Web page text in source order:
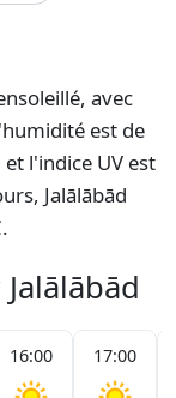
avec
est de
l'indice UV est
Jalālābād
16:00 17:00